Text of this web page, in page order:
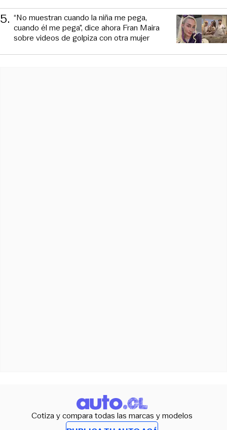
5. “No muestran cuando la niña me pega,
cuando él me pega”, dice ahora Fran Maira
sobre videos de golpiza con otra mujer
Cotiza y compara todas las marcas y modelos